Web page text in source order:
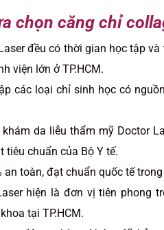
chọn căng chỉ
đều có thời gian học tập
viện lớn ở TP.HCM.
các loại chỉ sinh học có
da liễu thẩm mỹ Doctor
tiêu chuẩn của Bộ Y tế.
toàn, đạt chuẩn quốc tế
hiện là đơn vị tiên phong
tại TP.HCM.